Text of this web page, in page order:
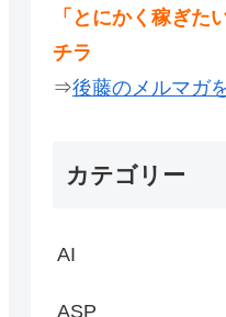
「とにかく稼ぎた
チラ
⇒後藤のメルマガ
カテゴリー
AI
ASP